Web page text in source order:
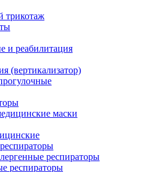
трикотаж
и реабилитация
(вертикализатор)
маски
респираторы
респираторы